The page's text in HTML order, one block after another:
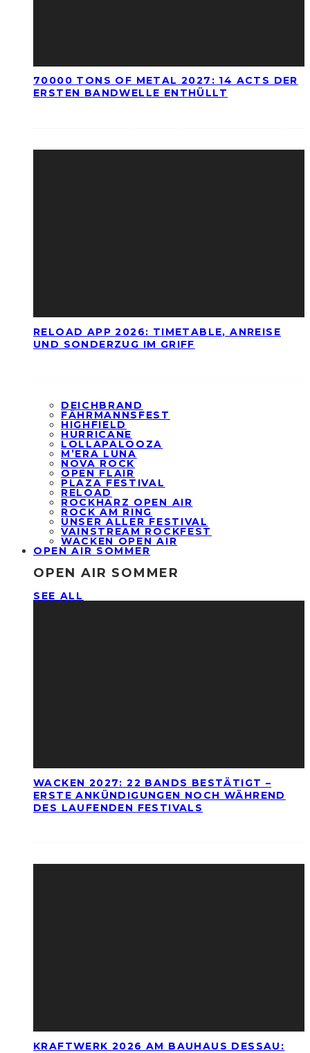
70000 TONS OF METAL 2027: 14 ACTS DER
ERSTEN BANDWELLE ENTHÜLLT
RELOAD APP 2026: TIMETABLE, ANREISE
UND SONDERZUG IM GRIFF
DEICHBRAND
FÄHRMANNSFEST
HIGHFIELD
HURRICANE
LOLLAPALOOZA
M’ERA LUNA
NOVA ROCK
OPEN FLAIR
PLAZA FESTIVAL
RELOAD
ROCKHARZ OPEN AIR
ROCK AM RING
UNSER ALLER FESTIVAL
VAINSTREAM ROCKFEST
WACKEN OPEN AIR
OPEN AIR SOMMER
OPEN AIR SOMMER
SEE ALL
WACKEN 2027: 22 BANDS BESTÄTIGT –
ERSTE ANKÜNDIGUNGEN NOCH WÄHREND
DES LAUFENDEN FESTIVALS
KRAFTWERK 2026 AM BAUHAUS DESSAU: